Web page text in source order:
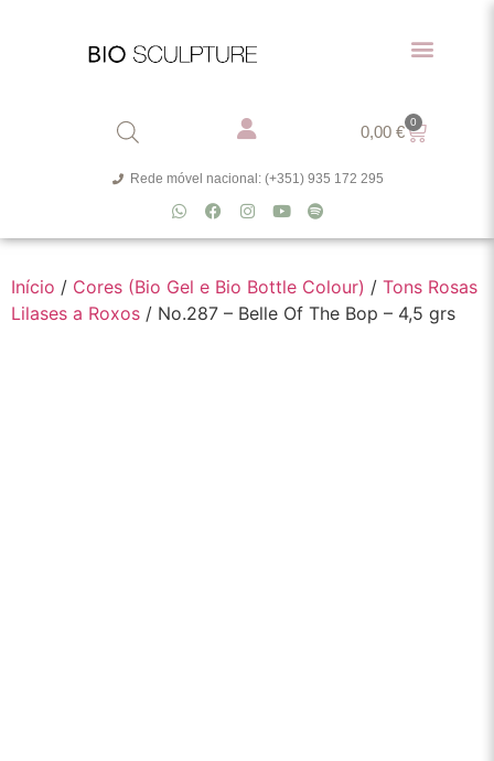
0,00€
0
Rede móvel nacional: (+351) 935 172 295
Início / Cores (Bio Gel e Bio Bottle Colour) / Tons Rosas
Lilases a Roxos / No.287 – Belle Of The Bop – 4,5 grs